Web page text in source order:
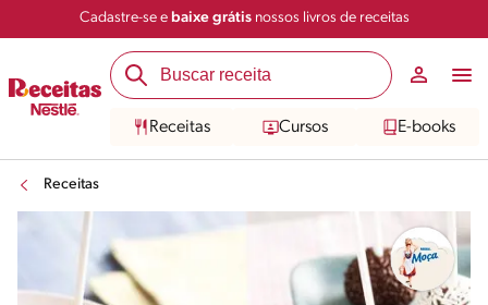
Cadastre-se e baixe grátisnossos livros de receitas
Receitas Cursos E-books
Receitas
Salvar Compartilhar